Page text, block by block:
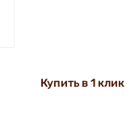
Купить в 1 клик